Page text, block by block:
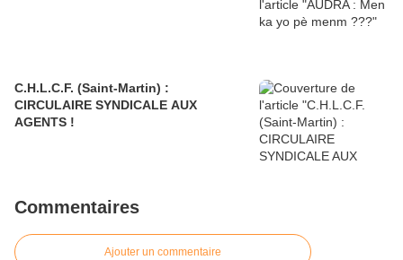
C.H.L.C.F. (Saint-Martin) :
CIRCULAIRE SYNDICALE AUX
AGENTS !
Commentaires
Ajouter un commentaire